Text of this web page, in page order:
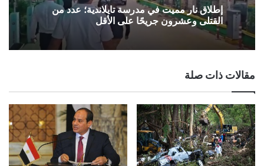
إطلاق نار مميت في مدرسة تايلاندية؛ عدد من
القتلى وعشرون جريحًا على الأقل
مقالات ذات صلة